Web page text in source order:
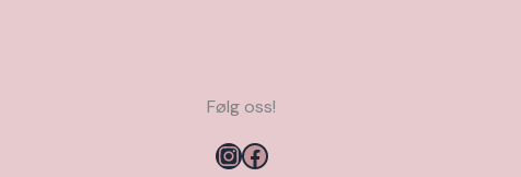
Følg oss!
Instagram
Facebook